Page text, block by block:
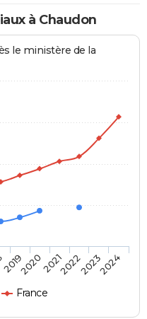
à Chaudon
le ministère de la
France
201920202021202220232024